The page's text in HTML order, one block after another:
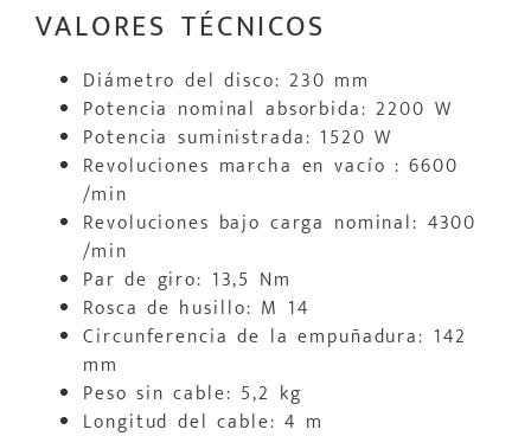
VALORES TÉCNICOS
Diámetro del disco: 230 mm
Potencia nominal absorbida: 2200 W
Potencia suministrada: 1520 W
Revoluciones marcha en vacío : 6600
/min
Revoluciones bajo carga nominal: 4300
/min
Par de giro: 13,5 Nm
Rosca de husillo: M 14
Circunferencia de la empuñadura: 142
mm
Peso sin cable: 5,2 kg
Longitud del cable: 4 m